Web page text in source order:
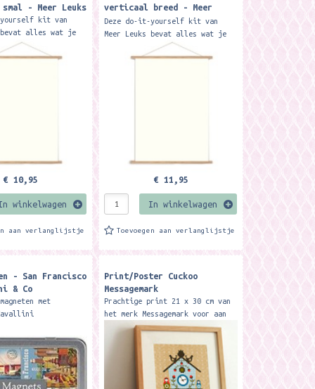
- Meer Leuks
kit van
bevat alles wat je
je poster
uitstraling te
€ 10,95
winkelwagen
aan verlanglijstje
verticaal breed - Meer
Leuks
Deze do-it-yourself kit van
Meer Leuks bevat alles wat je
nodig bent om je poster
een prachtige uitstraling te
€ 11,95
In winkelwagen
Toevoegen aan verlanglijstje
- San Francisco
& Co
met
Zo fleur je elke
op. ...
Print/Poster Cuckoo
Messagemark
Prachtige print 21 x 30 cm van
het merk Messagemark voor aan
de muur of om neer te zetten.
De prints zijn ontworpen en
gemaakt door Kyrie Kohlhagen...